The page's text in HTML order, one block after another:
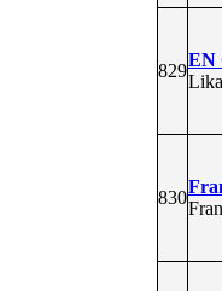
829
EN
830